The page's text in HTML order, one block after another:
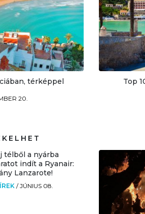
térképpel
20.
Top
télből a nyárba
indít a Ryanair:
Lanzarote!
/JÚNIUS 08.